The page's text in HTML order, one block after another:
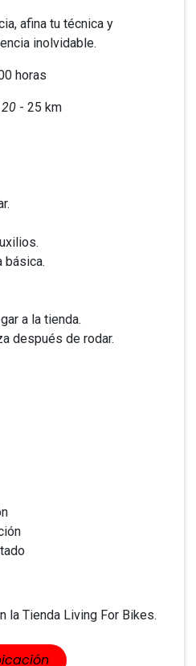
afina tu técnica y
inolvidable.
horas
20 - 25 km
básica.
a la tienda.
después de rodar.
la Tienda Living For Bikes.